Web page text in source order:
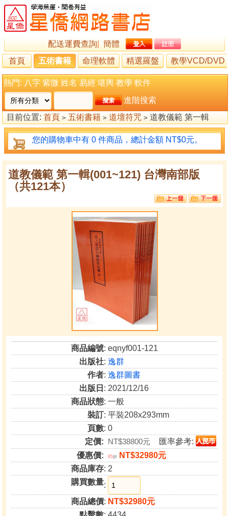
配送運費查詢
簡體
首頁
五術書籍 命理軟體 精選羅盤 教學VCD/DVD
熱門: 八字 紫微 姓名 易經 堪輿 教學 軟件
進階搜索
目前位置: 首頁 > 五術書籍 > 道壇符咒 > 道教儀範 第一輯
(001~121) 台灣南部版（共121本）
您的購物車中有 0 件商品，總計金額 NT$0元。
道教儀範 第一輯(001~121) 台灣南部版
（共121本）
商品編號: eqnyf001-121
出版社:逸群
作者:逸群圖書
出版日 : 2021/12/16
商品狀態: 一般
裝訂: 平裝208x293mm
頁數: 0
定價: NT$38800元
匯率參考:
優惠價:
85折
NT$32980元
商品庫存: 2
購買數量:
商品總價: NT$32980元